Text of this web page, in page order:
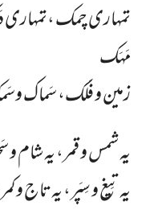
تمہاری چمک
مَہَک
زمین و فَلَک، سَماک
یہ شمس و قمر، یہ شام و
یہ تِیغ و سِپَر، یہ تاج